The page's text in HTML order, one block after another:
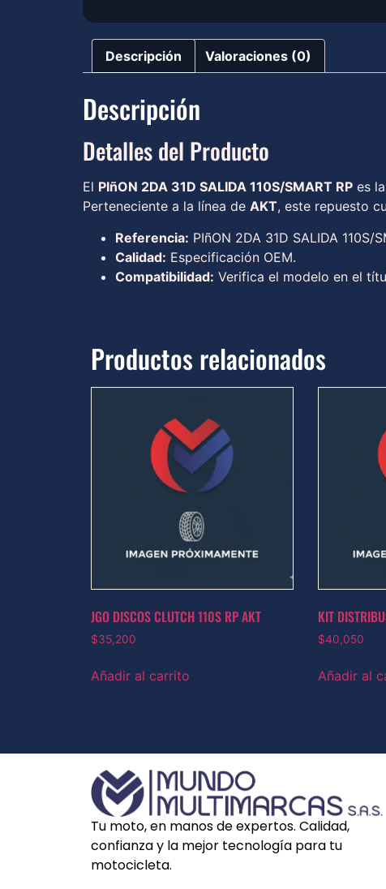
Descripción Valoraciones (0)
Descripción
Detalles del Producto
El PIñON 2DA 31D SALIDA 110S/SMART RP es
Perteneciente a la línea de AKT, este repuesto
Referencia: PIñON 2DA 31D SALIDA 110S/
Calidad: Especificación OEM.
Compatibilidad: Verifica el modelo en el
Productos relacionados
JGO DISCOS CLUTCH 110S RP AKT
$35,200
Añadir al carrito
KIT
$40,050
Añadir al
Tu moto, en manos de expertos. Calidad,
confianza y la mejor tecnología para tu
motocicleta.